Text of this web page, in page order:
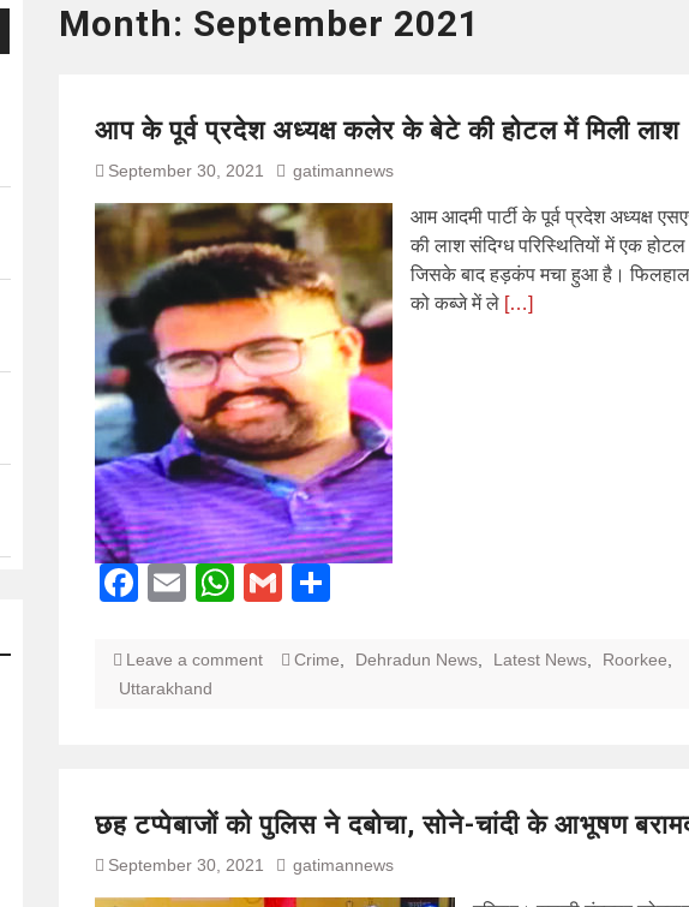
Month: September 2021
आप के पूर्व प्रदेश अध्यक्ष कलेर के बेटे की होटल में मिली लाश
September 30, 2021 gatimannews
आम आदमी पार्टी के पूर्व प्रदेश अध्यक्ष
की लाश संदिग्ध परिस्थितियों में एक होटल
जिसके बाद हड़कंप मचा हुआ है।
को कब्जे में ले […]
Facebook
EmailWhatsApp
Gmail
Leave a comment Crime Dehradun News Latest News Roorkee
Uttarakhand
छह टप्पेबाजों को पुलिस ने दबोचा, सोने-चांदी के आभूषण
September 30, 2021 gatimannews